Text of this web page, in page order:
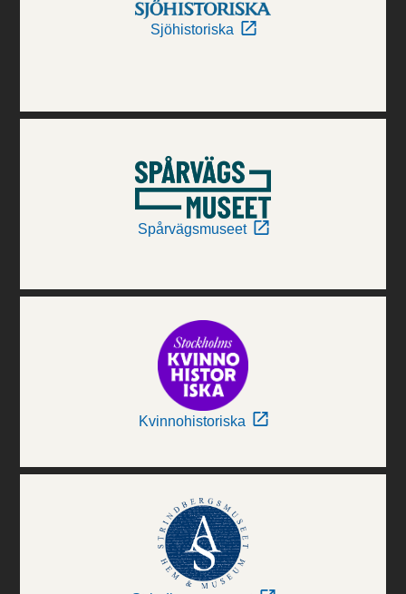
Sjöhistoriska
Spårvägsmuseet
Kvinnohistoriska